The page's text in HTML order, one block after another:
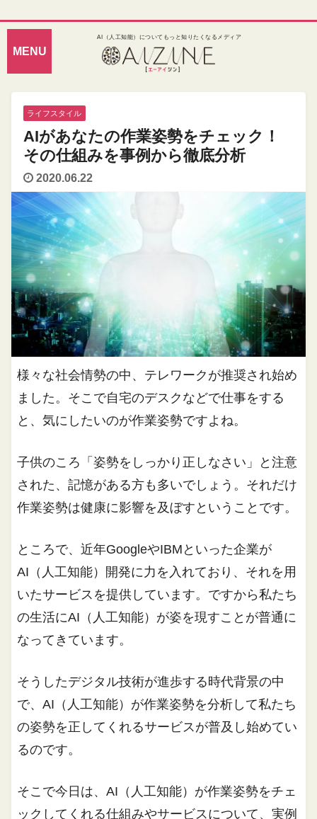
AI（人工知能）についてもっと知りたくなるメディア
ライフスタイル
AIがあなたの作業姿勢をチェック！
その仕組みを事例から徹底分析
2020.06.22
様々な社会情勢の中、テレワークが推奨され始め
ました。そこで自宅のデスクなどで仕事をする
と、気にしたいのが作業姿勢ですよね。
子供のころ「姿勢をしっかり正しなさい」と注意
された、記憶がある方も多いでしょう。それだけ
作業姿勢は健康に影響を及ぼすということです。
ところで、近年GoogleやIBMといった企業が
AI（人工知能）開発に力を入れており、それを用
いたサービスを提供しています。ですから私たち
の生活にAI（人工知能）が姿を現すことが普通に
なってきています。
そうしたデジタル技術が進歩する時代背景の中
で、AI（人工知能）が作業姿勢を分析して私たち
の姿勢を正してくれるサービスが普及し始めてい
るのです。
そこで今日は、AI（人工知能）が作業姿勢をチェ
ックしてくれる仕組みやサービスについて、実例